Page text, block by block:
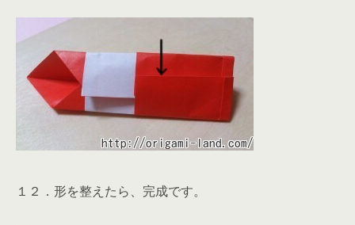
１２．形を整えたら、完成です。